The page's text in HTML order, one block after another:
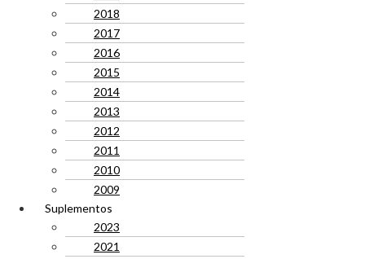
2018
2017
2016
2015
2014
2013
2012
2011
2010
2009
Suplementos
2023
2021